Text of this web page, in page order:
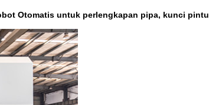
Otomatis untuk perlengkapan pipa, kunci pintu